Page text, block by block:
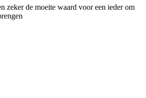
zeker de moeite waard voor een ieder om